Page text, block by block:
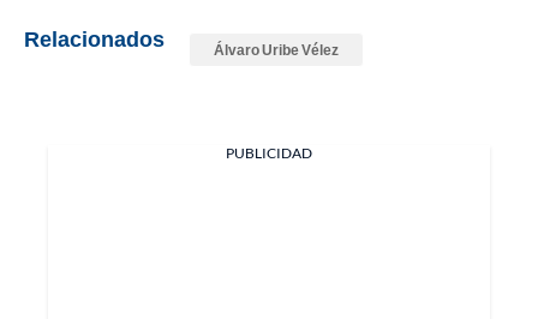
Relacionados Álvaro Uribe Vélez
PUBLICIDAD